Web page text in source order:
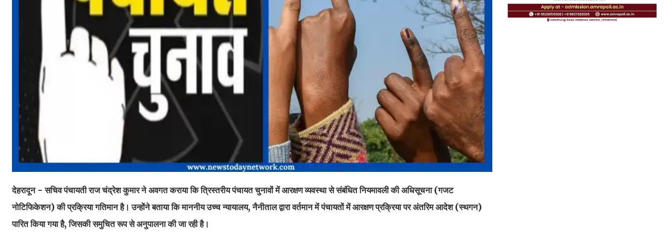
देहरादून - सचिव पंचायती राज चंद्रेश कुमार ने अवगत कराया कि त्रिस्तरीय पंचायत चुनावों में आरक्षण व्यवस्था से संबंधित नियमावली की अधिसूचना (गजट
नोटिफिकेशन) की प्रक्रिया गतिमान है। उन्होंने बताया कि माननीय उच्च न्यायालय, नैनीताल द्वारा वर्तमान में पंचायतों में आरक्षण प्रक्रिया पर अंतरिम आदेश (स्थगन)
पारित किया गया है, जिसकी समुचित रूप से अनुपालना की जा रही है।